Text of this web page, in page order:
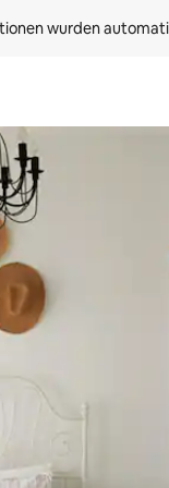
wurden
oben und unten